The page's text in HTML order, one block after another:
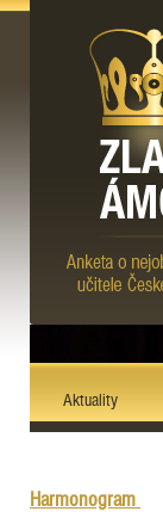
Aktuality
Harmonogram